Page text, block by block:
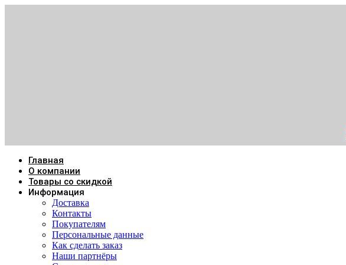
Главная
О компании
Товары со скидкой
Информация
Доставка
Контакты
Покупателям
Персональные данные
Как сделать заказ
Наши партнёры